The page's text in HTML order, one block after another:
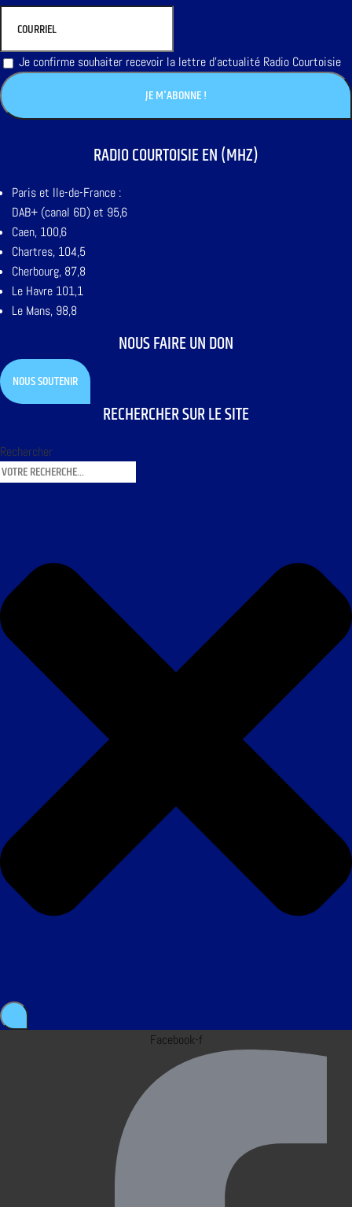
Je confirme souhaiter recevoir la lettre d'actualité Radio Courtoisie
RADIO COURTOISIE EN (MHZ)
Paris et Ile-de-France :
DAB+ (canal 6D) et 95,6
Caen, 100,6
Chartres, 104,5
Cherbourg, 87,8
Le Havre 101,1
Le Mans, 98,8
NOUS FAIRE UN DON
NOUS SOUTENIR
RECHERCHER SUR LE SITE
Rechercher
Facebook-f